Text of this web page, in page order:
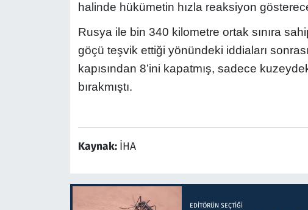
halinde hükümetin hızla reaksiyon
Rusya ile bin 340 kilometre ortak sınıra
göçü teşvik ettiği yönündeki iddiaları
kapısından 8’ini kapatmış, sadece
bırakmıştı.
Kaynak: İHA
EDITÖRÜN SEÇTIĞI